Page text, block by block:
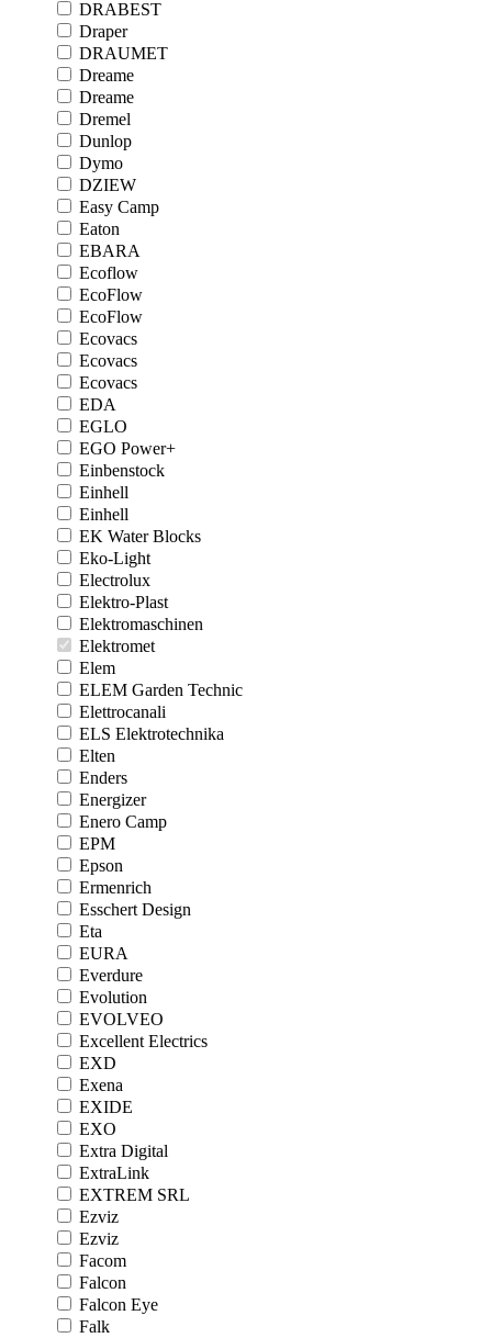
DRABEST
Draper
DRAUMET
Dreame
Dreame
Dremel
Dunlop
Dymo
DZIEW
Easy Camp
Eaton
EBARA
Ecoflow
EcoFlow
EcoFlow
Ecovacs
Ecovacs
Ecovacs
EDA
EGLO
EGO Power+
Einbenstock
Einhell
Einhell
EK Water Blocks
Eko-Light
Electrolux
Elektro-Plast
Elektromaschinen
Elektromet
Elem
ELEM Garden Technic
Elettrocanali
ELS Elektrotechnika
Elten
Enders
Energizer
Enero Camp
EPM
Epson
Ermenrich
Esschert Design
Eta
EURA
Everdure
Evolution
EVOLVEO
Excellent Electrics
EXD
Exena
EXIDE
EXO
Extra Digital
ExtraLink
EXTREM SRL
Ezviz
Ezviz
Facom
Falcon
Falcon Eye
Falk